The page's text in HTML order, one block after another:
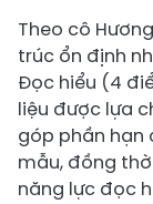
Theo cô
trúc ổn định
Đọc hiểu (4
liệu được lựa
góp phần hạn
mẫu, đồng
năng lực đọc